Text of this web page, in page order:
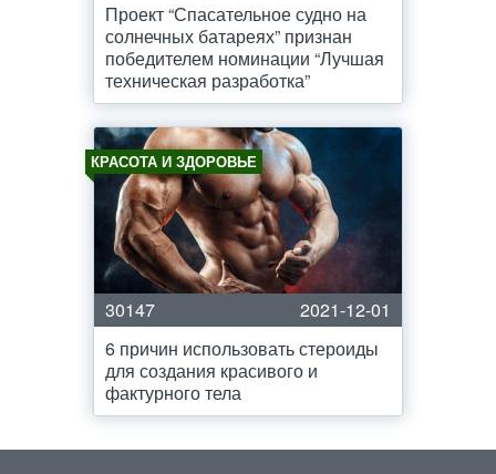
Проект “Спасательное судно на
солнечных батареях” признан
победителем номинации “Лучшая
техническая разработка”
КРАСОТА И ЗДОРОВЬЕ
30147
2021-12-01
6 причин использовать стероиды
для создания красивого и
фактурного тела